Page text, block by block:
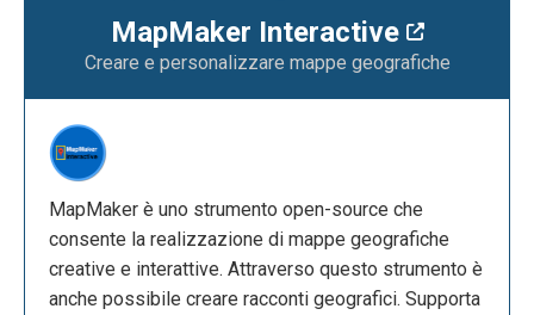
MapMaker Interactive
Creare e personalizzare mappe geografiche
MapMaker è uno strumento open-source che
consente la realizzazione di mappe geografiche
creative e interattive. Attraverso questo strumento è
anche possibile creare racconti geografici. Supporta